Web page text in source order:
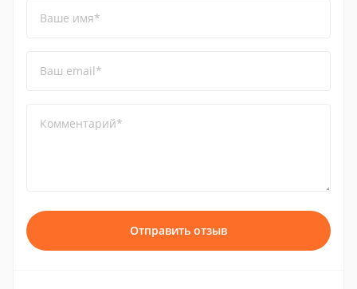
Ваше имя*
Ваш email*
Комментарий*
Отправить отзыв